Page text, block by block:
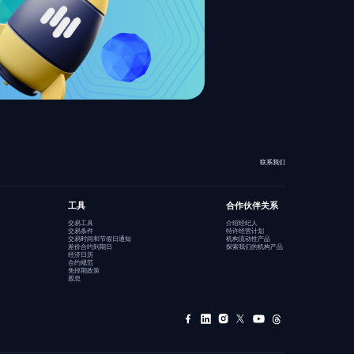
联系我们
工具
交易工具
交易条件
交易时间和节假日通知
差价合约到期日
经济日历
合约规范
免掉期政策
股息
合作伙伴关系
介绍经纪人
特许经营计划
机构流动性产品
探索我们的机构产品